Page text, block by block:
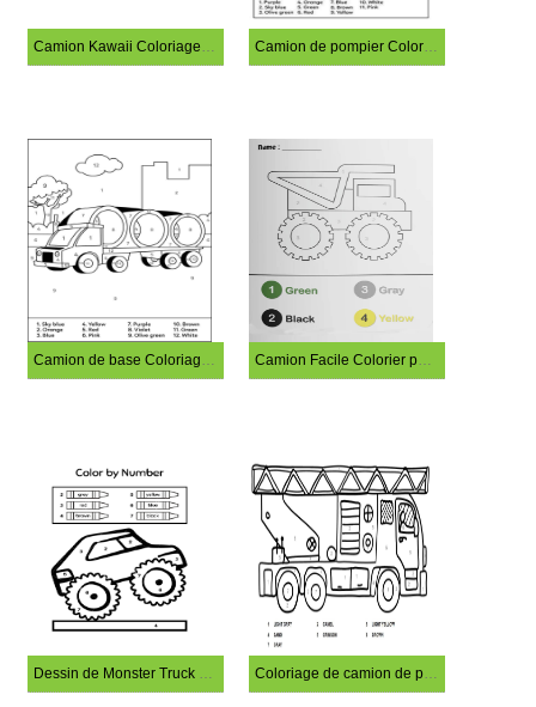
Camion Kawaii Coloriage Magique Camion de pompier Coloriage magique
Camion de base Coloriage magique Camion Facile Colorier par Numéro
Dessin de Monster Truck à colorier par numéro Coloriage de camion de pompier par numéro